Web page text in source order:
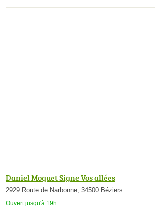
Daniel Moquet Signe Vos allées
2929 Route de Narbonne, 34500 Béziers
Ouvert jusqu'à 19h